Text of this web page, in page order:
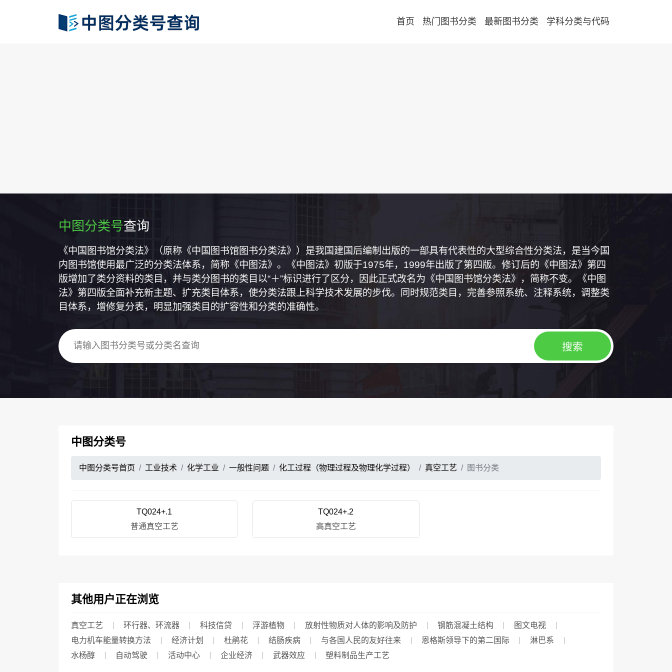
首页 热门图书分类 最新图书分类 学科分类与代码
中图分类号查询
《中国图书馆分类法》（原称《中国图书馆图书分类法》）是我国建国后编制出版的一部具有代表性的大型综合性分类法，是当今国
内图书馆使用最广泛的分类法体系，简称《中图法》。《中图法》初版于1975年，1999年出版了第四版。修订后的《中图法》第四
版增加了类分资料的类目，并与类分图书的类目以“＋”标识进行了区分，因此正式改名为《中国图书馆分类法》，简称不变。《中图
法》第四版全面补充新主题、扩充类目体系，使分类法跟上科学技术发展的步伐。同时规范类目，完善参照系统、注释系统，调整类
目体系，增修复分表，明显加强类目的扩容性和分类的准确性。
中图分类号
中图分类号首页 工业技术 化学工业 一般性问题 化工过程（物理过程及物理化学过程） 真空工艺 图书分类
TQ024+.1
普通真空工艺
TQ024+.2
高真空工艺
其他用户正在浏览
真空工艺 环行器、环流器 科技信贷 浮游植物 放射性物质对人体的影响及防护 钢筋混凝土结构
图文电视
电力机车能量转换方法
经济计划 杜鹃花 结肠疾病 与各国人民的友好往来 恩格斯领导下的第二国际
淋巴系
水杨醇
自动驾驶 活动中心 企业经济 武器效应 塑料制品生产工艺